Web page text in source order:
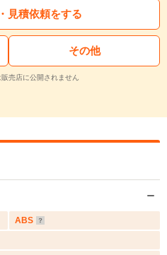
見積依頼をする
その他
売店に公開されません
ABS